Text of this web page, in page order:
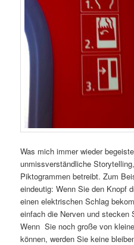
Was mich immer wieder
unmissverständliche
Piktogrammen betreibt. Zum
eindeutig: Wenn Sie den Knopf
einen elektrischen Schlag
einfach die Nerven und stecken
Wenn Sie noch große von
können, werden Sie keine